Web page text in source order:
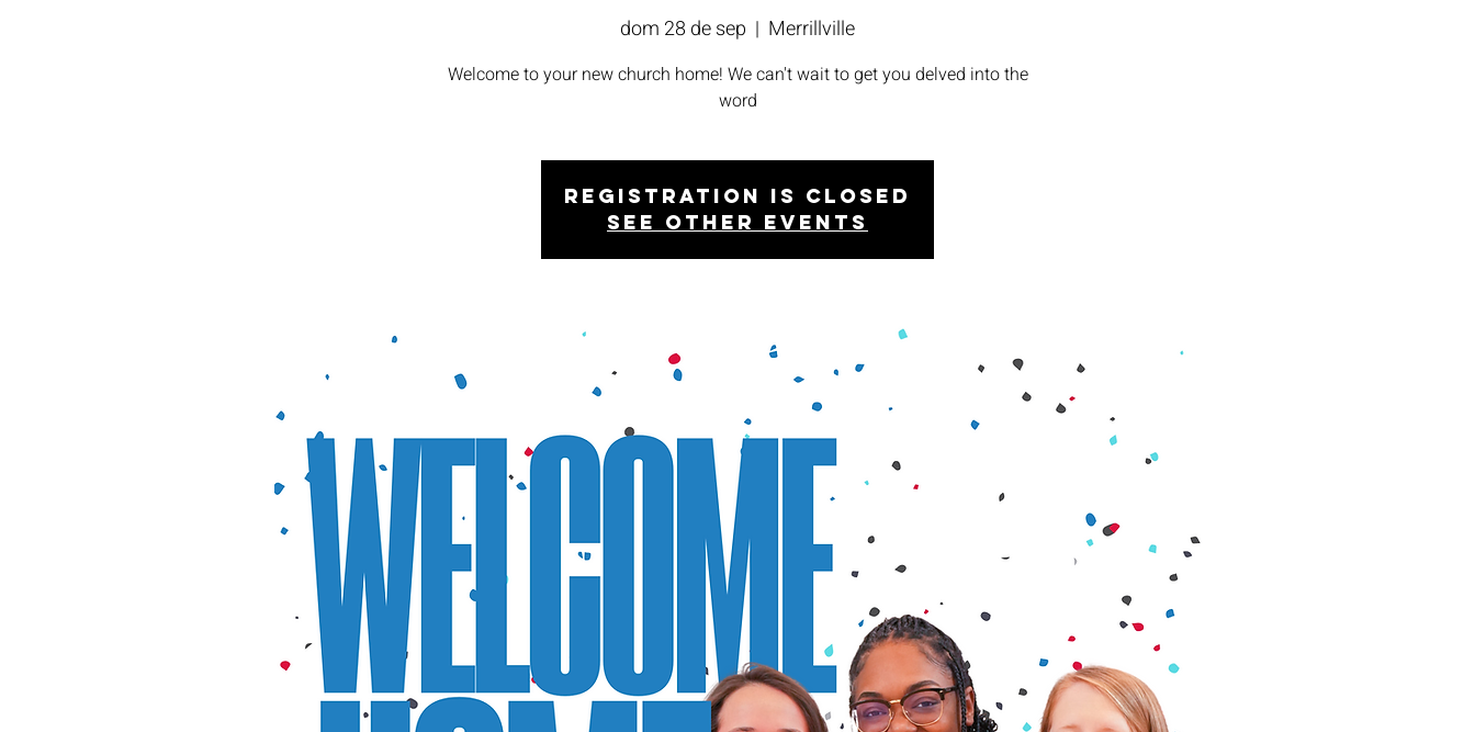
dom 28 de sep
  |
Merrillville
Welcome to your new church home! We can't wait to get you delved into the
word
Registration is closed
See other events